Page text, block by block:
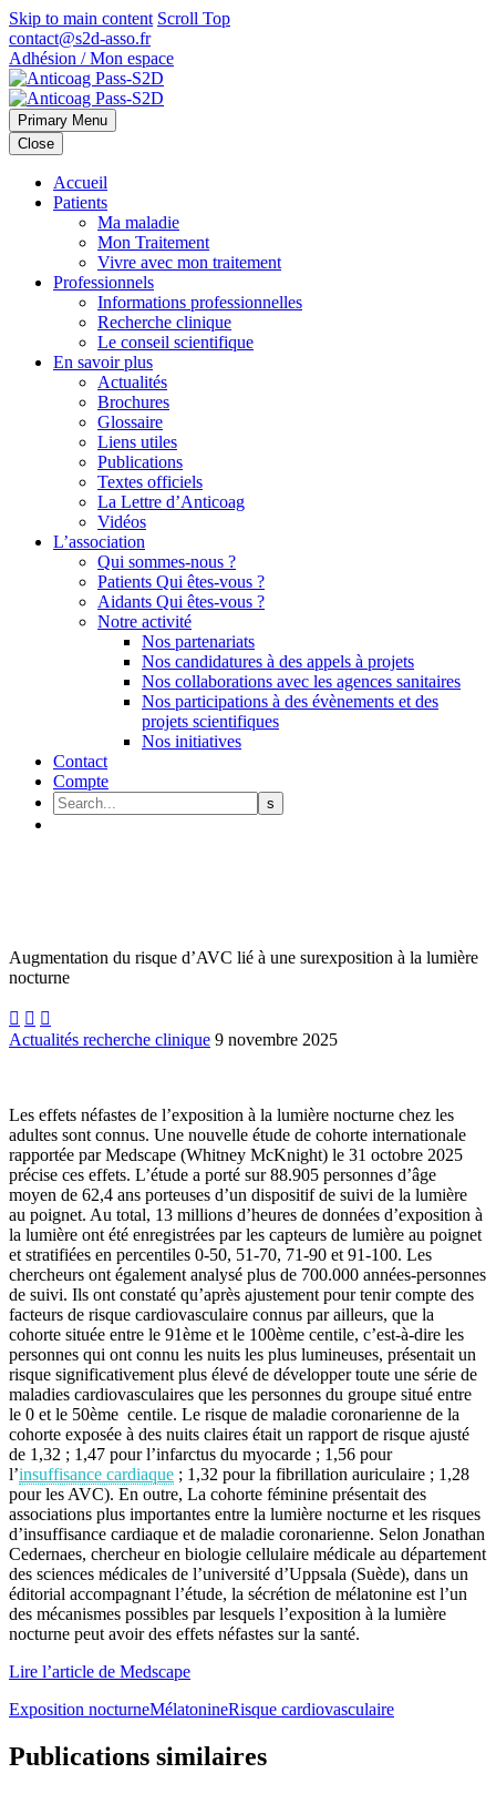
Skip to main content Scroll Top
contact@s2d-asso.fr
Adhésion / Mon espace
Primary Menu
Close
Accueil
Patients
Ma maladie
Mon Traitement
Vivre avec mon traitement
Professionnels
Informations professionnelles
Recherche clinique
Le conseil scientifique
En savoir plus
Actualités
Brochures
Glossaire
Liens utiles
Publications
Textes officiels
La Lettre d’Anticoag
Vidéos
L’association
Qui sommes-nous ?
Patients Qui êtes-vous ?
Aidants Qui êtes-vous ?
Notre activité
Nos partenariats
Nos candidatures à des appels à projets
Nos collaborations avec les agences sanitaires
Nos participations à des évènements et des
projets scientifiques
Nos initiatives
Contact
Compte
Augmentation du risque d’AVC lié à une surexposition à la lumière
nocturne
  
Actualités recherche clinique 9 novembre 2025
Les effets néfastes de l’exposition à la lumière nocturne chez les
adultes sont connus. Une nouvelle étude de cohorte internationale
rapportée par Medscape (Whitney McKnight) le 31 octobre 2025
précise ces effets. L’étude a porté sur 88.905 personnes d’âge
moyen de 62,4 ans porteuses d’un dispositif de suivi de la lumière
au poignet. Au total, 13 millions d’heures de données d’exposition à
la lumière ont été enregistrées par les capteurs de lumière au poignet
et stratifiées en percentiles 0-50, 51-70, 71-90 et 91-100. Les
chercheurs ont également analysé plus de 700.000 années-personnes
de suivi. Ils ont constaté qu’après ajustement pour tenir compte des
facteurs de risque cardiovasculaire connus par ailleurs, que la
cohorte située entre le 91ème et le 100ème centile, c’est-à-dire les
personnes qui ont connu les nuits les plus lumineuses, présentait un
risque significativement plus élevé de développer toute une série de
maladies cardiovasculaires que les personnes du groupe situé entre
le 0 et le 50ème centile. Le risque de maladie coronarienne de la
cohorte exposée à des nuits claires était un rapport de risque ajusté
de 1,32 ; 1,47 pour l’infarctus du myocarde ; 1,56 pour
l’insuffisance cardiaque ; 1,32 pour la fibrillation auriculaire ; 1,28
pour les AVC). En outre, La cohorte féminine présentait des
associations plus importantes entre la lumière nocturne et les risques
d’insuffisance cardiaque et de maladie coronarienne. Selon Jonathan
Cedernaes, chercheur en biologie cellulaire médicale au département
des sciences médicales de l’université d’Uppsala (Suède), dans un
éditorial accompagnant l’étude, la sécrétion de mélatonine est l’un
des mécanismes possibles par lesquels l’exposition à la lumière
nocturne peut avoir des effets néfastes sur la santé.
Lire l’article de Medscape
Exposition nocturneMélatonineRisque cardiovasculaire
Publications similaires